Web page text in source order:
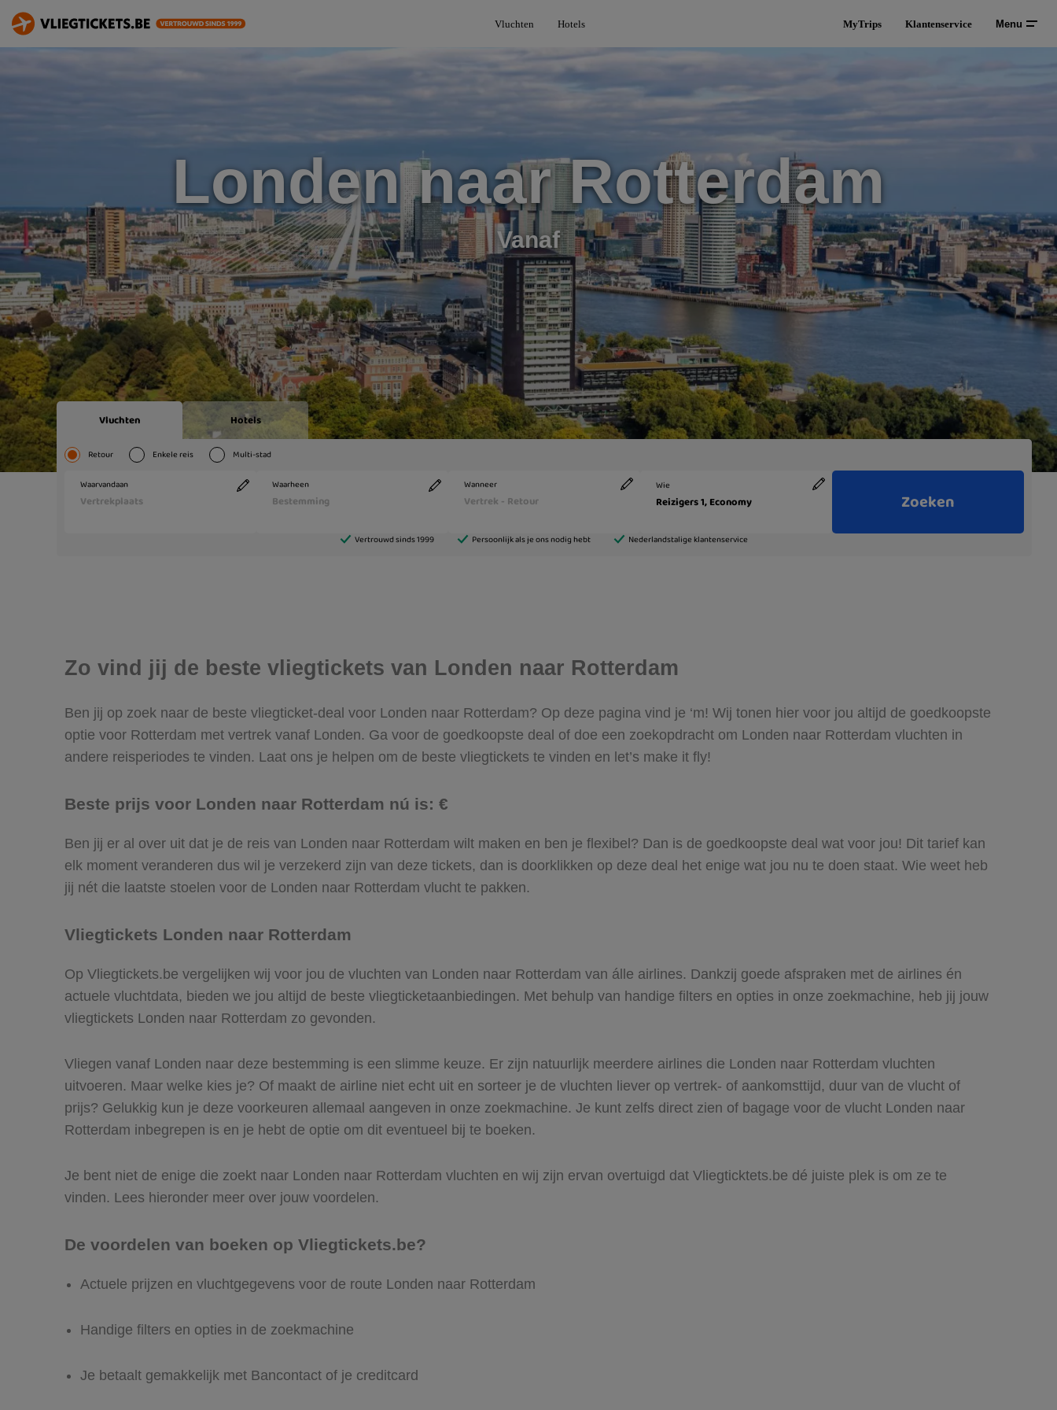
Vluchten Hotels MyTrips Klantenservice Menu
Londen naar Rotterdam
Vanaf
Zo vind jij de beste vliegtickets van Londen naar Rotterdam
Ben jij op zoek naar de beste vliegticket-deal voor Londen naar Rotterdam? Op deze pagina vind je ‘m! Wij tonen hier voor jou altijd de goedkoopste
optie voor Rotterdam met vertrek vanaf Londen. Ga voor de goedkoopste deal of doe een zoekopdracht om Londen naar Rotterdam vluchten in
andere reisperiodes te vinden. Laat ons je helpen om de beste vliegtickets te vinden en let’s make it fly!
Beste prijs voor Londen naar Rotterdam nú is: €
Ben jij er al over uit dat je de reis van Londen naar Rotterdam wilt maken en ben je flexibel? Dan is de goedkoopste deal wat voor jou! Dit tarief kan
elk moment veranderen dus wil je verzekerd zijn van deze tickets, dan is doorklikken op deze deal het enige wat jou nu te doen staat. Wie weet heb
jij nét die laatste stoelen voor de Londen naar Rotterdam vlucht te pakken.
Vliegtickets Londen naar Rotterdam
Op Vliegtickets.be vergelijken wij voor jou de vluchten van Londen naar Rotterdam van álle airlines. Dankzij goede afspraken met de airlines én
actuele vluchtdata, bieden we jou altijd de beste vliegticketaanbiedingen. Met behulp van handige filters en opties in onze zoekmachine, heb jij jouw
vliegtickets Londen naar Rotterdam zo gevonden.
Vliegen vanaf Londen naar deze bestemming is een slimme keuze. Er zijn natuurlijk meerdere airlines die Londen naar Rotterdam vluchten
uitvoeren. Maar welke kies je? Of maakt de airline niet echt uit en sorteer je de vluchten liever op vertrek- of aankomsttijd, duur van de vlucht of
prijs? Gelukkig kun je deze voorkeuren allemaal aangeven in onze zoekmachine. Je kunt zelfs direct zien of bagage voor de vlucht Londen naar
Rotterdam inbegrepen is en je hebt de optie om dit eventueel bij te boeken.
Je bent niet de enige die zoekt naar Londen naar Rotterdam vluchten en wij zijn ervan overtuigd dat Vliegticktets.be dé juiste plek is om ze te
vinden. Lees hieronder meer over jouw voordelen.
De voordelen van boeken op Vliegtickets.be?
Actuele prijzen en vluchtgegevens voor de route Londen naar Rotterdam
Handige filters en opties in de zoekmachine
Je betaalt gemakkelijk met Bancontact of je creditcard